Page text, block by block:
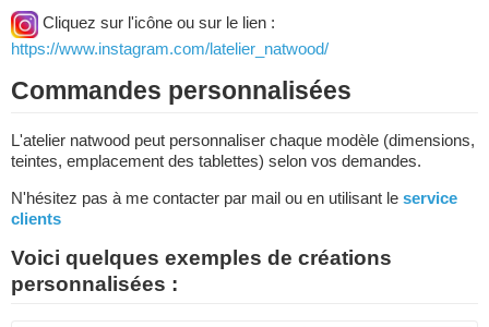
Cliquez sur l'icône ou sur le lien :
https://www.instagram.com/latelier_natwood/
Commandes personnalisées
L'atelier natwood peut personnaliser chaque modèle (dimensions,
teintes, emplacement des tablettes) selon vos demandes.
N'hésitez pas à me contacter par mail ou en utilisant le service
clients
Voici quelques exemples de créations
personnalisées :